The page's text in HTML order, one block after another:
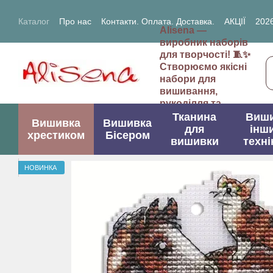
Каталог
Про нас Контакти. Оплата. Доставка. АКЦІЇ
Alisena —
виробник наборів
для творчості! 🧵✨
Створюємо якісні
набори для
вишивання,
рукоділля та
творчих проектів.
Вишивка
хрестиком
Вишивка
Бісером
Тканина
для
вишивки
НОВИНКА